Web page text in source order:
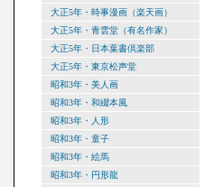
大正5年・時事漫画（楽天画）
大正5年・青雲堂（有名作家）
大正5年・日本葉書倶楽部
大正5年・東京松声堂
昭和3年・美人画
昭和3年・和綴本風
昭和3年・人形
昭和3年・童子
昭和3年・絵馬
昭和3年・円形龍